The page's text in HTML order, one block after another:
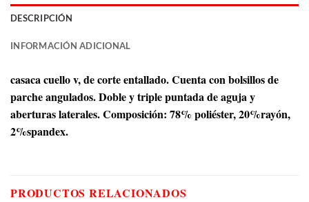
DESCRIPCIÓN
INFORMACIÓN ADICIONAL
casaca cuello v, de corte entallado. Cuenta con bolsillos de
parche angulados. Doble y triple puntada de aguja y
aberturas laterales. Composición: 78% poliéster, 20%rayón,
2%spandex.
PRODUCTOS RELACIONADOS